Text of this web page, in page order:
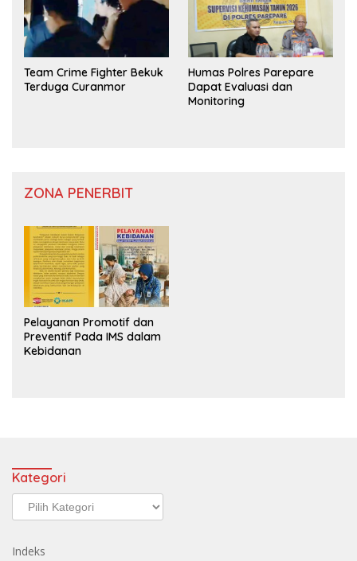
Team Crime Fighter Bekuk
Terduga Curanmor
Humas Polres Parepare
Dapat Evaluasi dan
Monitoring
ZONA PENERBIT
Pelayanan Promotif dan
Preventif Pada IMS dalam
Kebidanan
Kategori
Kategori
Indeks